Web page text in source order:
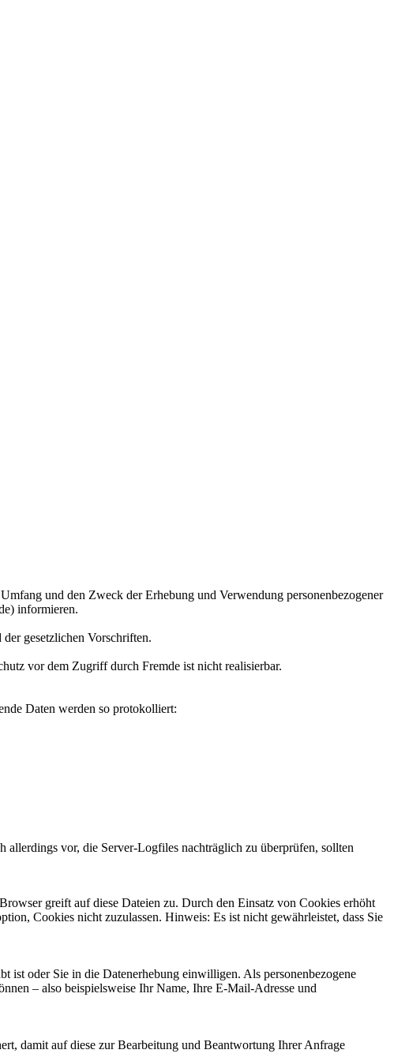
und den Zweck der Erhebung und Verwendung personenbezogener
informieren.
gesetzlichen Vorschriften.
vor dem Zugriff durch Fremde ist nicht realisierbar.
Daten werden so protokolliert:
allerdings vor, die Server-Logfiles nachträglich zu überprüfen, sollten
greift auf diese Dateien zu. Durch den Einsatz von Cookies erhöht
Cookies nicht zuzulassen. Hinweis: Es ist nicht gewährleistet, dass Sie
ist oder Sie in die Datenerhebung einwilligen. Als personenbezogene
– also beispielsweise Ihr Name, Ihre E-Mail-Adresse und
damit auf diese zur Bearbeitung und Beantwortung Ihrer Anfrage